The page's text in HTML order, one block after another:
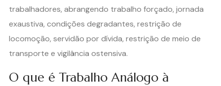
trabalhadores, abrangendo trabalho forçado, jornada
exaustiva, condições degradantes, restrição de
locomoção, servidão por dívida, restrição de meio de
transporte e vigilância ostensiva.
O que é Trabalho Análogo à